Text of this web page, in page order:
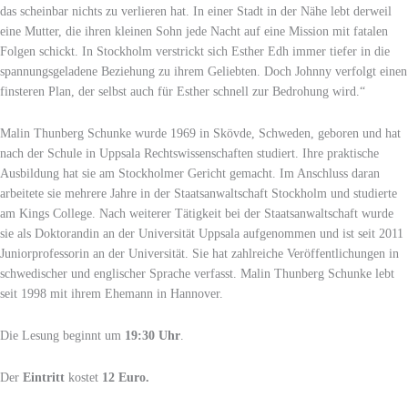
das scheinbar nichts zu verlieren hat. In einer Stadt in der Nähe lebt derweil
eine Mutter, die ihren kleinen Sohn jede Nacht auf eine Mission mit fatalen
Folgen schickt. In Stockholm verstrickt sich Esther Edh immer tiefer in die
spannungsgeladene Beziehung zu ihrem Geliebten. Doch Johnny verfolgt einen
finsteren Plan, der selbst auch für Esther schnell zur Bedrohung wird.“
Malin Thunberg Schunke wurde 1969 in Skövde, Schweden, geboren und hat
nach der Schule in Uppsala Rechtswissenschaften studiert. Ihre praktische
Ausbildung hat sie am Stockholmer Gericht gemacht. Im Anschluss daran
arbeitete sie mehrere Jahre in der Staatsanwaltschaft Stockholm und studierte
am Kings College. Nach weiterer Tätigkeit bei der Staatsanwaltschaft wurde
sie als Doktorandin an der Universität Uppsala aufgenommen und ist seit 2011
Juniorprofessorin an der Universität. Sie hat zahlreiche Veröffentlichungen in
schwedischer und englischer Sprache verfasst. Malin Thunberg Schunke lebt
seit 1998 mit ihrem Ehemann in Hannover.
Die Lesung beginnt um 19:30 Uhr.
Der Eintritt kostet 12 Euro.